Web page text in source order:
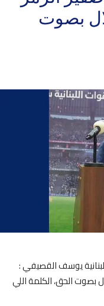
بصوت
يوسف القصيفي :
بصوت الحق، الكلمة اللي